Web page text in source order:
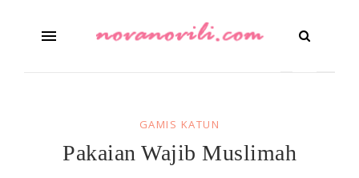
GAMIS KATUN
Pakaian Wajib Muslimah